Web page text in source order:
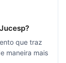
que traz
maneira mais